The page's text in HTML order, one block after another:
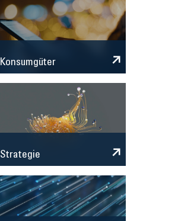
Konsumgüter
Strategie